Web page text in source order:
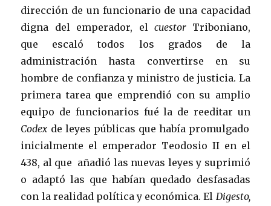
dirección de un funcionario de una capacidad
digna del emperador, elcuestorTriboniano,
que escaló todos los grados de la
administración hasta convertirse en su
hombre de confianza y ministro de justicia. La
primera tarea que emprendió con su amplio
equipo de funcionarios fué la de reeditar un
Codex de leyes públicas que había promulgado
inicialmente el emperador Teodosio II en el
438, al que añadió las nuevas leyes y suprimió
o adaptó las que habían quedado desfasadas
con la realidad política y económica. El Digesto,